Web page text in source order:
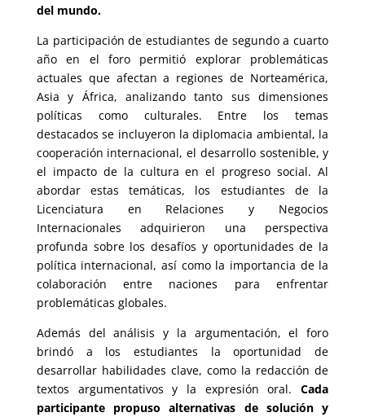
del mundo.
La participación de estudiantes de segundo a cuarto
año en el foro permitió explorar problemáticas
actuales que afectan a regiones de Norteamérica,
Asia y África, analizando tanto sus dimensiones
políticas como culturales. Entre los temas
destacados se incluyeron la diplomacia ambiental, la
cooperación internacional, el desarrollo sostenible, y
el impacto de la cultura en el progreso social. Al
abordar estas temáticas, los estudiantes de la
Licenciatura en Relaciones y Negocios
Internacionales adquirieron una perspectiva
profunda sobre los desafíos y oportunidades de la
política internacional, así como la importancia de la
colaboración entre naciones para enfrentar
problemáticas globales.
Además del análisis y la argumentación, el foro
brindó a los estudiantes la oportunidad de
desarrollar habilidades clave, como la redacción de
textos argumentativos y la expresión oral.Cada
participante propuso alternativas de solución y